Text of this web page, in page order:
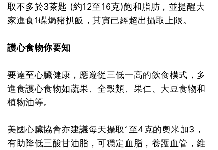
取不多於3茶匙 (約12至16克)飽和脂肪，並提醒大
家進食1碟焗豬扒飯，其實已經超出攝取上限。
護心食物你要知
要達至心臟健康，應遵從三低一高的飲食模式，多
進食護心食物如蔬果、全穀類、果仁、大豆食物和
植物油等。
美國心臟協會亦建議每天攝取1至4克的奧米加3，
有助降低三酸甘油脂，可穩定血脂，養護血管，維